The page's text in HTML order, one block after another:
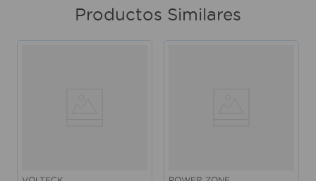
Productos Similares